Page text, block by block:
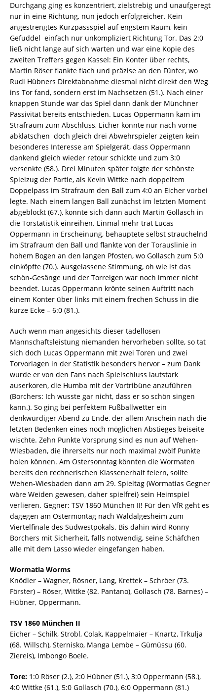
Durchgang ging es konzentriert, zielstrebig und unaufgeregt
nur in eine Richtung, nun jedoch erfolgreicher. Kein
angestrengtes Kurzpassspiel auf engstem Raum, kein
Gefuddel  einfach nur unkompliziert Richtung Tor. Das 2:0
ließ nicht lange auf sich warten und war eine Kopie des
zweiten Treffers gegen Kassel: Ein Konter über rechts,
Martin Röser flankte flach und präzise an den Fünfer, wo
Rudi Hübners Direktabnahme diesmal nicht direkt den Weg
ins Tor fand, sondern erst im Nachsetzen (51.). Nach einer
knappen Stunde war das Spiel dann dank der Münchner
Passivität bereits entschieden. Lucas Oppermann kam im
Strafraum zum Abschluss, Eicher konnte nur nach vorne
abklatschen  doch gleich drei Abwehrspieler zeigten kein
besonderes Interesse am Spielgerät, dass Oppermann
dankend gleich wieder retour schickte und zum 3:0
versenkte (58.). Drei Minuten später folgte der schönste
Spielzug der Partie, als Kevin Wittke nach doppeltem
Doppelpass im Strafraum den Ball zum 4:0 an Eicher vorbei
legte. Nach einem langen Ball zunächst im letzten Moment
abgeblockt (67.), konnte sich dann auch Martin Gollasch in
die Torstatistik einreihen. Einmal mehr trat Lucas
Oppermann in Erscheinung, behauptete selbst strauchelnd
im Strafraum den Ball und flankte von der Torauslinie in
hohem Bogen an den langen Pfosten, wo Gollasch zum 5:0
einköpfte (70.). Ausgelassene Stimmung, oh wie ist das
schön-Gesänge und der Torreigen war noch immer nicht
beendet. Lucas Oppermann krönte seinen Auftritt nach
einem Konter über links mit einem frechen Schuss in die
kurze Ecke – 6:0 (81.).
Auch wenn man angesichts dieser tadellosen
Mannschaftsleistung niemanden hervorheben sollte, so tat
sich doch Lucas Oppermann mit zwei Toren und zwei
Torvorlagen in der Statistik besonders hervor – zum Dank
wurde er von den Fans nach Spielschluss lautstark
auserkoren, die Humba mit der Vortribüne anzuführen
(Borchers: Ich wusste gar nicht, dass er so schön singen
kann.). So ging bei perfektem Fußballwetter ein
denkwürdiger Abend zu Ende, der allem Anschein nach die
letzten Bedenken eines noch möglichen Abstieges beiseite
wischte. Zehn Punkte Vorsprung sind es nun auf Wehen-
Wiesbaden, die ihrerseits nur noch maximal zwölf Punkte
holen können. Am Ostersonntag könnten die Wormaten
bereits den rechnerischen Klassenerhalt feiern, sollte
Wehen-Wiesbaden dann am 29. Spieltag (Wormatias Gegner
wäre Weiden gewesen, daher spielfrei) sein Heimspiel
verlieren. Gegner: TSV 1860 München II! Für den VfR geht es
dagegen am Ostermontag nach Waldalgesheim zum
Viertelfinale des Südwestpokals. Bis dahin wird Ronny
Borchers mit Sicherheit, falls notwendig, seine Schäfchen
alle mit dem Lasso wieder eingefangen haben.
Wormatia Worms
Knödler – Wagner, Rösner, Lang, Krettek – Schröer (73.
Förster) – Röser, Wittke (82. Pantano), Gollasch (78. Barnes) –
Hübner, Oppermann.
TSV 1860 München II
Eicher – Schilk, Strobl, Colak, Kappelmaier – Knartz, Trkulja
(68. Willsch), Sternisko, Manga Lembe – Gümüssu (60.
Ziereis), Imbongo Boele.
Tore: 1:0 Röser (2.), 2:0 Hübner (51.), 3:0 Oppermann (58.),
4:0 Wittke (61.), 5:0 Gollasch (70.), 6:0 Oppermann (81.)